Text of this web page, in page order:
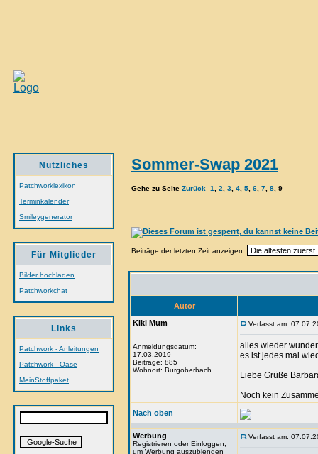
Nützliches
Patchworklexikon
Terminkalender
Smileygenerator
Für Mitglieder
Bilder hochladen
Patchworkchat
Links
Patchwork - Anleitungen
Patchwork - Oase
MeinStoffpaket
Sommer-Swap 2021
Gehe zu Seite Zurück 1 2 3 4 5 6 7 8 9
Beiträge der letzten Zeit anzeigen:
Autor
Kiki Mum
Anmeldungsdatum:
17.03.2019
Beiträge: 885
Wohnort: Burgoberbach
Verfasst am:
alles wieder
es ist jedes mal
Liebe Grüße
Noch kein
Nach oben
Werbung
Registrieren oder Einloggen,
um Werbung auszublenden
Verfasst am: